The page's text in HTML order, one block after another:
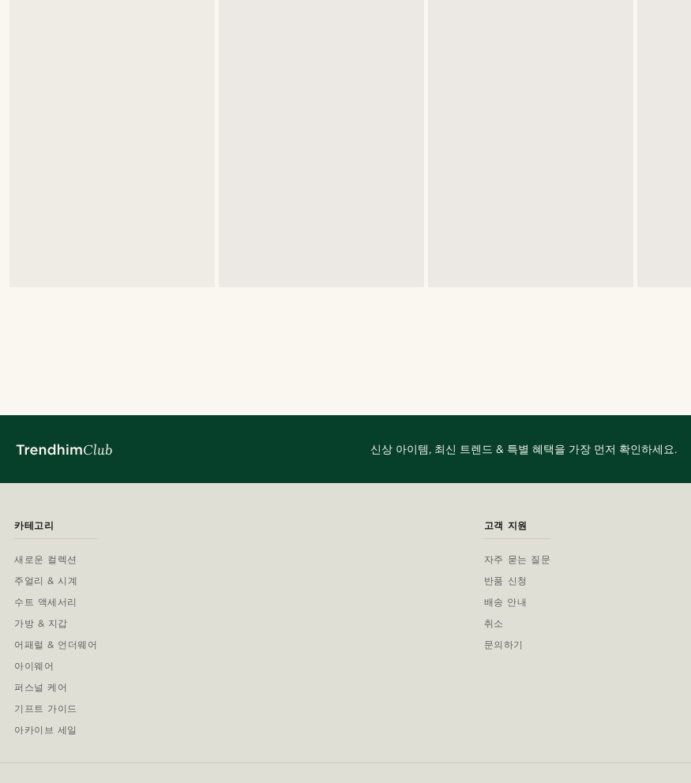
신상 아이템, 최신 트렌드 & 특별 혜택을 가장 먼저 확인하세요.
카테고리
새로운 컬렉션
주얼리 & 시계
수트 액세서리
가방 & 지갑
어패럴 & 언더웨어
아이웨어
퍼스널 케어
기프트 가이드
아카이브 세일
고객 지원
자주 묻는 질문
반품 신청
배송 안내
취소
문의하기